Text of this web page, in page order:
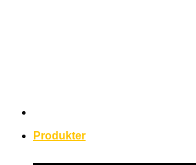
Produkter